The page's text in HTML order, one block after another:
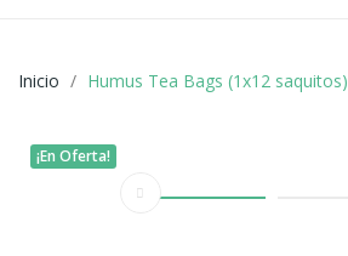
Inicio Humus Tea Bags (1x12 saquitos)
¡En Oferta!